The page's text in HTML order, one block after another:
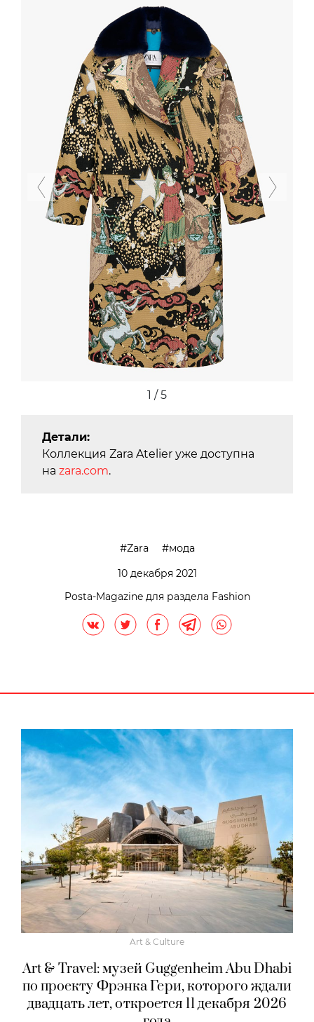
Previous
2 / 5
Детали:
Коллекция Zara Atelier уже доступна
на zara.com.
Zara
мода
10 декабря 2021
Posta-Magazine для раздела Fashion
Art & Culture
Art & Travel: музей Guggenheim Abu Dhabi
по проекту Фрэнка Гери, которого ждали
двадцать лет, откроется 11 декабря 2026